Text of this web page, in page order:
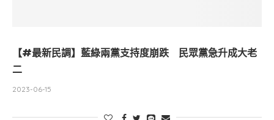
【#最新民調】藍綠兩黨支持度崩跌 民眾黨急升成大老
二
2023-06-15